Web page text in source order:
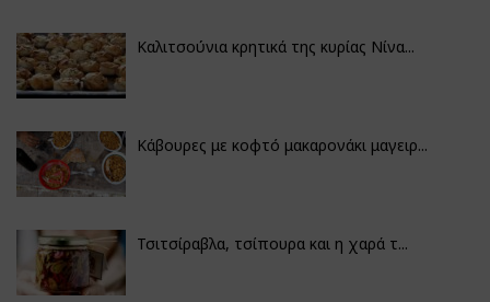
Καλιτσούνια κρητικά της κυρίας Νίνα...
Κάβουρες με κοφτό μακαρονάκι μαγειρ...
Τσιτσίραβλα, τσίπουρα και η χαρά τ...